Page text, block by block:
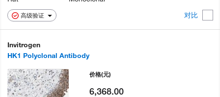
高级验证 对比
Invitrogen
HK1 Polyclonal Antibody
价格(元)
6,368.00